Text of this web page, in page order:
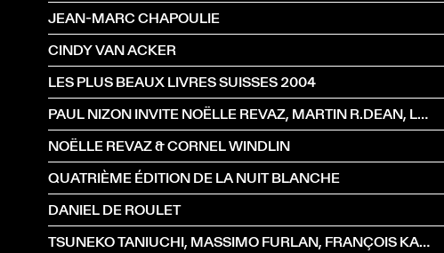
JEAN-MARC CHAPOULIE
CINDY VAN ACKER
LES PLUS BEAUX LIVRES SUISSES 2004
PAUL NIZON INVITE NOËLLE REVAZ, MARTIN R.DEAN, LUKAS BÄRFUSS ET PETER WEBER
NOËLLE REVAZ & CORNEL WINDLIN
QUATRIÈME ÉDITION DE LA NUIT BLANCHE
DANIEL DE ROULET
TSUNEKO TANIUCHI, MASSIMO FURLAN, FRANÇOIS KARLEN, FOOFWA D'IMOBILITE, YAN DUYVENDAK